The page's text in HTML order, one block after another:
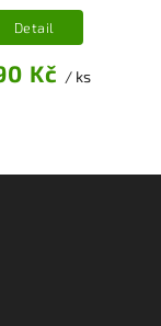
Kč / ks
Detail